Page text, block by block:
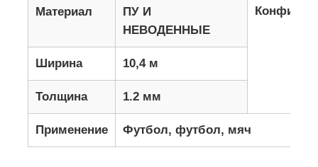
Материал
ПУ И
НЕВОДЕННЫЕ
Ширина 10,4 м
Толщина 1.2 мм
Применение Футбол, футбол, мяч